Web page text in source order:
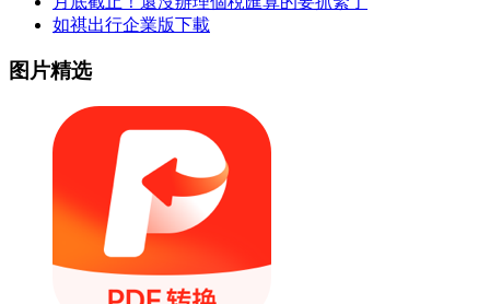
如祺出行企業版下載
图片精选